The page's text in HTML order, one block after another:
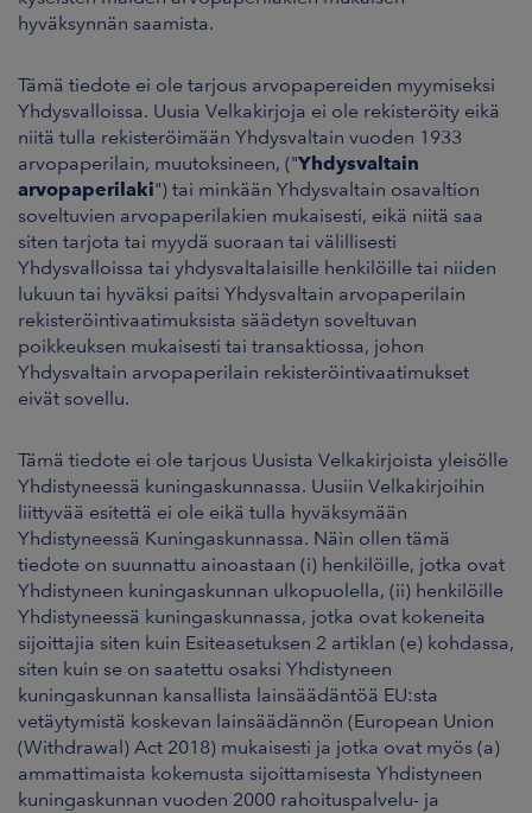
hyväksynnän saamista.
Tämä tiedote ei ole tarjous arvopapereiden myymiseksi
Yhdysvalloissa. Uusia Velkakirjoja ei ole rekisteröity eikä
niitä tulla rekisteröimään Yhdysvaltain vuoden 1933
arvopaperilain, muutoksineen, ("Yhdysvaltain
arvopaperilaki") tai minkään Yhdysvaltain osavaltion
soveltuvien arvopaperilakien mukaisesti, eikä niitä saa
siten tarjota tai myydä suoraan tai välillisesti
Yhdysvalloissa tai yhdysvaltalaisille henkilöille tai niiden
lukuun tai hyväksi paitsi Yhdysvaltain arvopaperilain
rekisteröintivaatimuksista säädetyn soveltuvan
poikkeuksen mukaisesti tai transaktiossa, johon
Yhdysvaltain arvopaperilain rekisteröintivaatimukset
eivät sovellu.
Tämä tiedote ei ole tarjous Uusista Velkakirjoista yleisölle
Yhdistyneessä kuningaskunnassa. Uusiin Velkakirjoihin
liittyvää esitettä ei ole eikä tulla hyväksymään
Yhdistyneessä Kuningaskunnassa. Näin ollen tämä
tiedote on suunnattu ainoastaan (i) henkilöille, jotka ovat
Yhdistyneen kuningaskunnan ulkopuolella, (ii) henkilöille
Yhdistyneessä kuningaskunnassa, jotka ovat kokeneita
sijoittajia siten kuin Esiteasetuksen 2 artiklan (e) kohdassa,
siten kuin se on saatettu osaksi Yhdistyneen
kuningaskunnan kansallista lainsäädäntöä EU:sta
vetäytymistä koskevan lainsäädännön (European Union
(Withdrawal) Act 2018) mukaisesti ja jotka ovat myös (a)
ammattimaista kokemusta sijoittamisesta Yhdistyneen
kuningaskunnan vuoden 2000 rahoituspalvelu- ja